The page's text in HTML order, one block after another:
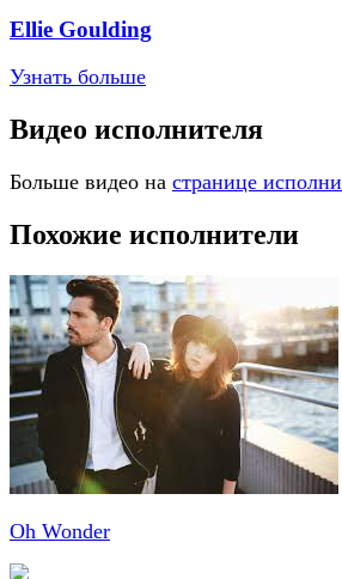
Ellie Goulding
Узнать больше
Видео исполнителя
Больше видео на странице
Похожие исполнители
Oh Wonder